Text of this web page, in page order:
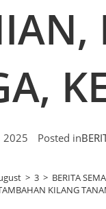
2025 Posted in
> 3 > BERITA
KILANG